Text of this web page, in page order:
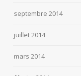
septembre 2014
juillet 2014
mars 2014